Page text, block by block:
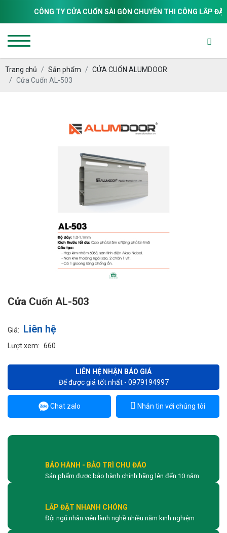
CÔNG TY CỬA CUỐN SÀI GÒN CHUYÊN THI CÔNG LẮP ĐẶT
Trang chủ Sản phẩm
CỬA CUỐN ALUMDOOR
Cửa Cuốn AL-503
Cửa Cuốn AL-503
Giá: Liên hệ
Lượt xem: 660
LIÊN HỆ NHẬN BÁO GIÁ
Để được giá tốt nhất - 0979194997
Chat zalo Nhắn tin với chúng tôi
BẢO HÀNH - BẢO TRÌ CHU ĐÁO
Sản phẩm được bảo hành chính hãng lên đến 10 năm
LẮP ĐẶT NHANH CHÓNG
Đội ngũ nhân viên lành nghề nhiều năm kinh nghiệm